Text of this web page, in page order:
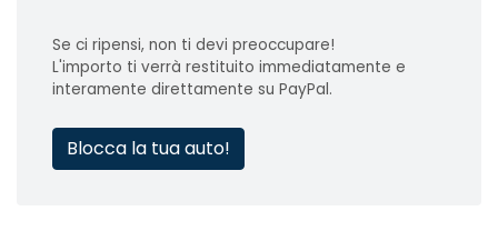
Se ci ripensi, non ti devi preoccupare!
L'importo ti verrà restituito immediatamente e
interamente direttamente su PayPal.
Blocca la tua auto!